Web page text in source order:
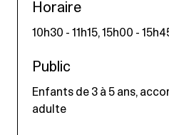
Horaire
10h30 - 11h15, 15h00 -
Public
Enfants de 3 à 5 ans,
adulte